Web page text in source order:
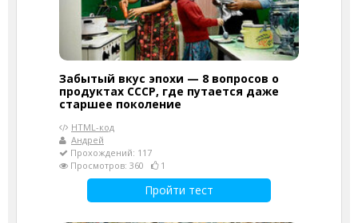
Забытый вкус эпохи — 8 вопросов о
продуктах СССР, где путается даже
старшее поколение
HTML-код
Андрей
Прохождений: 117
Просмотров: 360
1
Пройти тест